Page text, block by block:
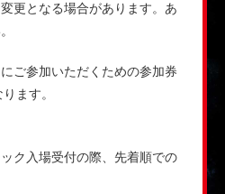
更となる場合があります。あ
ご参加いただくための参加券
ます。
ク入場受付の際、先着順での